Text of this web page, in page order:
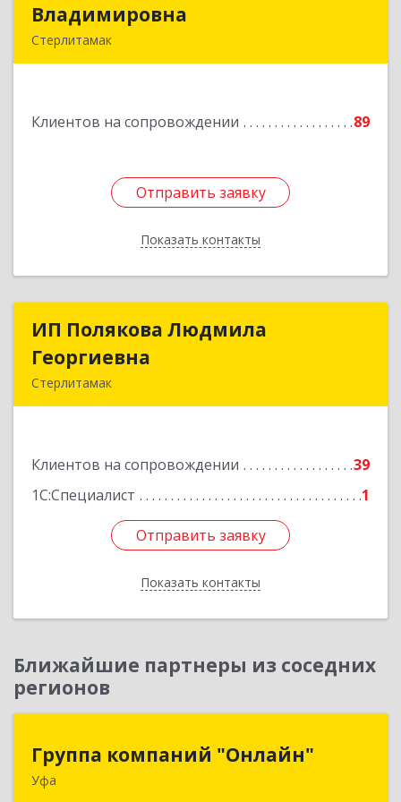
Владимировна
Стерлитамак
Клиентов на сопровождении 89
Отправить заявку
Показать контакты
Отправить заявку
Назад
ИП Полякова Людмила
Георгиевна
Стерлитамак
Клиентов на сопровождении
39
1С:Специалист
1
Отправить заявку
Показать контакты
ИП Полякова Людмила
Подробнее
Отправить заявку
Назад
Ближайшие партнеры из соседних
регионов
Группа компаний "Онлайн"
Уфа
Группа компаний "Онлайн"
450006, Башкортостан Респ, г.о. город Уфа, Уфа